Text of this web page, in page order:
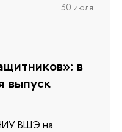
30 июля
в
ВШЭ на